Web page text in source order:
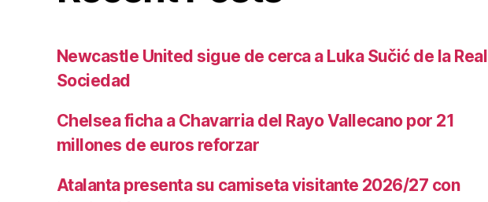
Newcastle United sigue de cerca a Luka Sučić de la Real
Sociedad
Chelsea ficha a Chavarria del Rayo Vallecano por 21
millones de euros reforzar
Atalanta presenta su camiseta visitante 2026/27 con